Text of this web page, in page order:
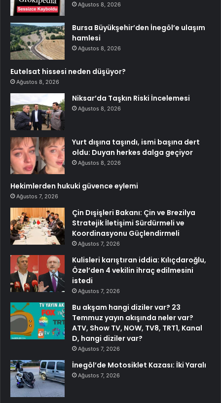
Ağustos 8, 2026
Bursa Büyükşehir’den İnegöl’e ulaşım
hamlesi
Ağustos 8, 2026
Eutelsat hissesi neden düşüyor?
Ağustos 8, 2026
Niksar’da Taşkın Riski İncelemesi
Ağustos 8, 2026
Yurt dışına taşındı, ismi başına dert
oldu: Duyan herkes dalga geçiyor
Ağustos 8, 2026
Hekimlerden hukuki güvence eylemi
Ağustos 7, 2026
Çin Dışişleri Bakanı: Çin ve Brezilya
Stratejik İletişimi Sürdürmeli ve
Koordinasyonu Güçlendirmeli
Ağustos 7, 2026
Kulisleri karıştıran iddia: Kılıçdaroğlu,
Özel’den 4 vekilin ihraç edilmesini
istedi
Ağustos 7, 2026
Bu akşam hangi diziler var? 23
Temmuz yayın akışında neler var?
ATV, Show TV, NOW, TV8, TRT1, Kanal
D, hangi diziler var?
Ağustos 7, 2026
İnegöl’de Motosiklet Kazası: İki Yaralı
Ağustos 7, 2026